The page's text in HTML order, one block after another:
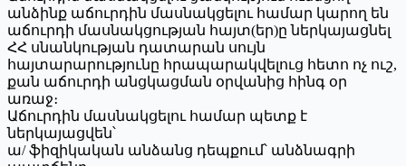
անձինք աճուրդին մասնակցելու համար կարող են
աճուրդի մասնակցության հայտ(եր)ը ներկայացնել
ՀՀ սնանկության դատարան սույն
հայտարարությունը հրապարակվելուց հետո ոչ ուշ,
քան աճուրդի անցկացման օրվանից հինգ օր
առաջ։
Աճուրդին մասնակցելու համար պետք է
ներկայացվեն՝
ա/ ֆիզիկական անձանց դեպքում՝ անձնագրի